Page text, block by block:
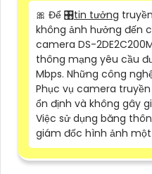
🎀 Để 🎛tin tưởng
không ảnh hưởng đến
camera DS-
thông mạng yêu cầu
Mbps. Những công
Phục vụ camera
ổn định và không gây
Việc sử dụng băng
giám đốc hình ảnh